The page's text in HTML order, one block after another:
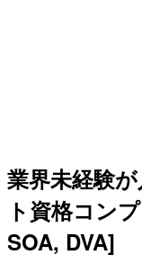
業界未経験
ト資格コン
SOA, DVA]